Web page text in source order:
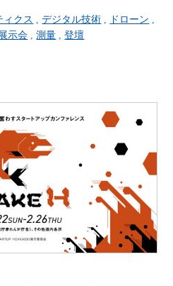
ィクス ,デジタル技術 , ドローン ,
示会 ,測量 ,登壇